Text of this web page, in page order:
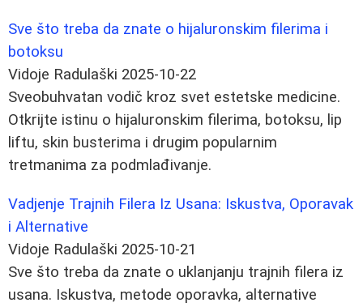
Sve što treba da znate o hijaluronskim filerima i
botoksu
Vidoje Radulaški 2025-10-22
Sveobuhvatan vodič kroz svet estetske medicine.
Otkrijte istinu o hijaluronskim filerima, botoksu, lip
liftu, skin busterima i drugim popularnim
tretmanima za podmlađivanje.
Vadjenje Trajnih Filerа Iz Usana: Iskustva, Oporavak
i Alternative
Vidoje Radulaški 2025-10-21
Sve što treba da znate o uklanjanju trajnih filera iz
usana. Iskustva, metode oporavka, alternative